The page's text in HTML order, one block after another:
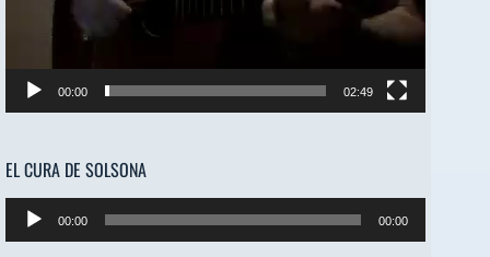
00:00 02:49
EL CURA DE SOLSONA
Reproductor
de
00:00 00:00